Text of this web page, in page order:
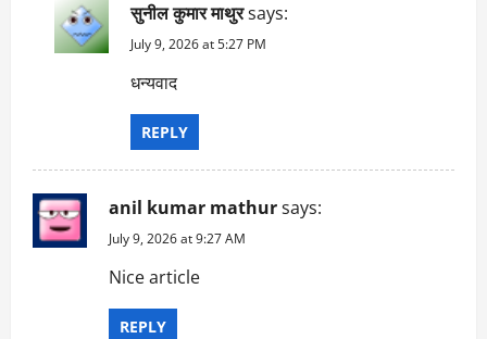
सुनील कुमार माथुरsays:
July 9, 2026 at 5:27 PM
धन्यवाद
REPLY
anil kumar mathursays:
July 9, 2026 at 9:27 AM
Nice article
REPLY